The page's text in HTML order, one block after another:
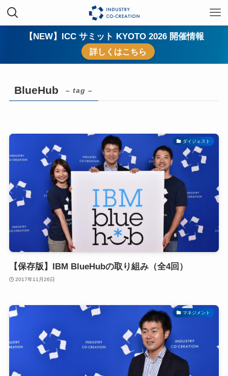
【NEW】ICC サミット KYOTO 2026 開催情報
詳しくはこちら
BlueHub – tag –
ダイジェスト
【保存版】IBM BlueHubの取り組み（全4回）
2017年11月26日
マネジメント